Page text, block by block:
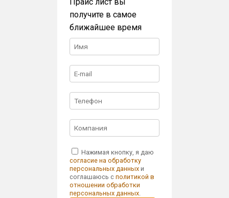
Прайс лист вы
получите в самое
ближайшее время
Нажимая кнопку, я даю
согласие на обработку
персональных данных и
соглашаюсь сполитикой в
отношении обработки
персональных данных.